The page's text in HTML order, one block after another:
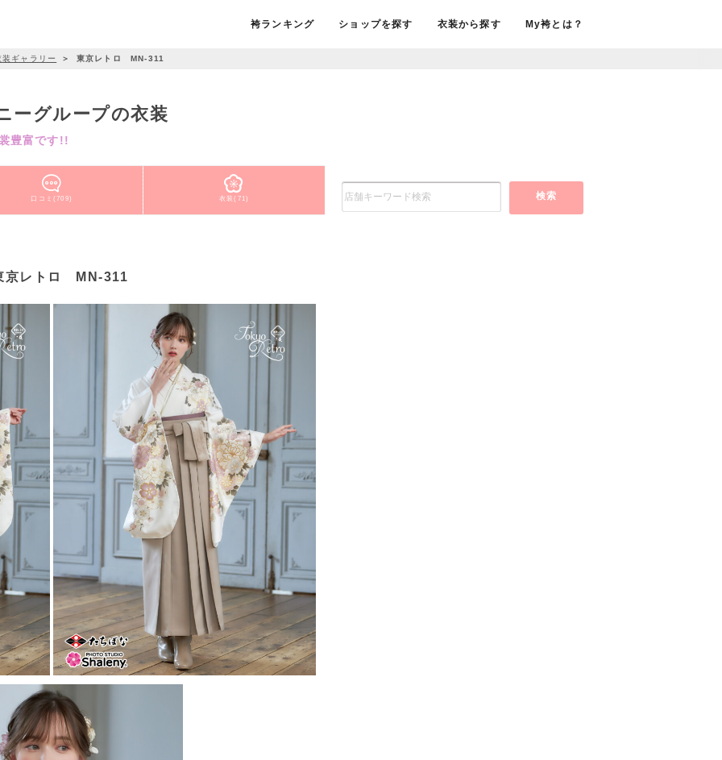
袴ランキング ショップを探す 衣装から探す My袴とは？
装ギャラリー ＞ 東京レトロ MN-311
グループの衣装
豊富です!!
口コミ(709) 衣装(71)
京レトロ MN-311
検索